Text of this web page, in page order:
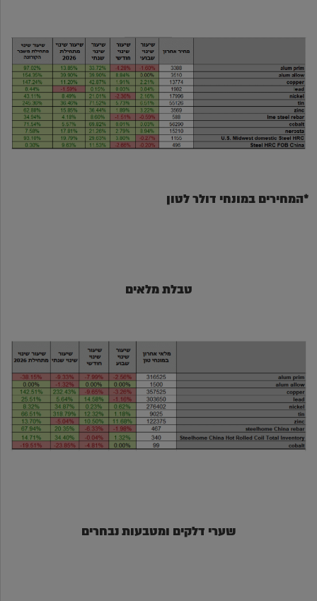
*המחירים במונחי דולר לטון
טבלת מלאים
שערי דלקים ומטבעות נבחרים